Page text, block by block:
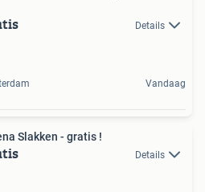
Details
Vandaag
Slakken - gratis !
Details